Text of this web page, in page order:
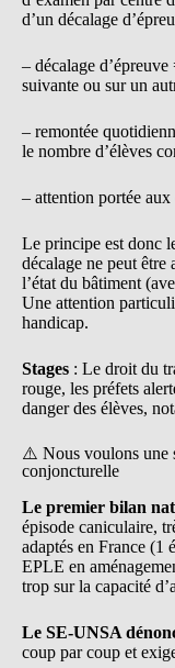
d’un décalage
– décalage
suivante ou sur un
– remontée
le nombre d’élèves
– attention portée
Le principe est donc
décalage ne peut être
l’état du bâtiment
Une attention
handicap.
Stages : Le droit du
rouge, les préfets
danger des élèves,
⚠️ Nous voulons une
conjoncturelle
Le premier bilan
épisode caniculaire,
adaptés en France (1
EPLE en
trop sur la capacité
Le SE-UNSA
coup par coup et